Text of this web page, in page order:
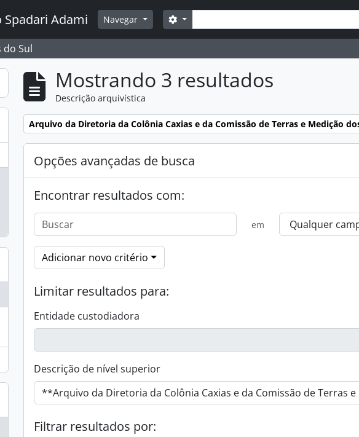
Adami Navegar Buscar
Opções de busca
do Sul
Mostrando 3 resultados
Descrição arquivística
Remover filtro:
Arquivo da Diretoria da Colônia Caxias e da Comissão de Terras e Medição
Opções avançadas de busca
Encontrar resultados com:
em
Adicionar novo critério
Limitar resultados para:
Entidade custodiadora
Descrição de nível superior
Filtrar resultados por: